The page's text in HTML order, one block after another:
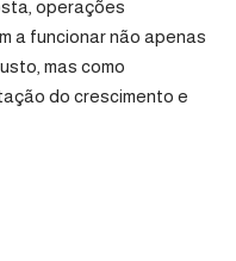
operações
a funcionar não apenas
mas como
do crescimento e